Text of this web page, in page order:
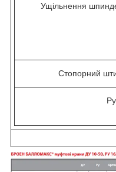
Ущільнення
Стопорний